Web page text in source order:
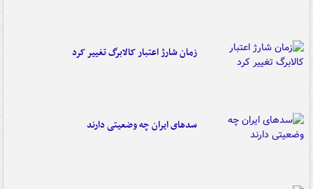
زمان شارژ اعتبار کالابرگ تغییر کرد
سدهای ایران چه وضعیتی دارند